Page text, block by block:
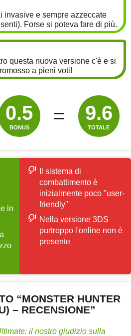
invasive e sempre azzeccate
Forse si poteva fare di più.
questa nuova versione c'è e si
a pieni voti!
0.5
BONUS
= 9.6
TOTALE
in
Il sistema di
combattimento è
inizialmente poco "user-
friendly"
Nella versione 3DS
purtroppo l'online non è
presente
“MONSTER HUNTER
– RECENSIONE”
il nostro giudizio sulla